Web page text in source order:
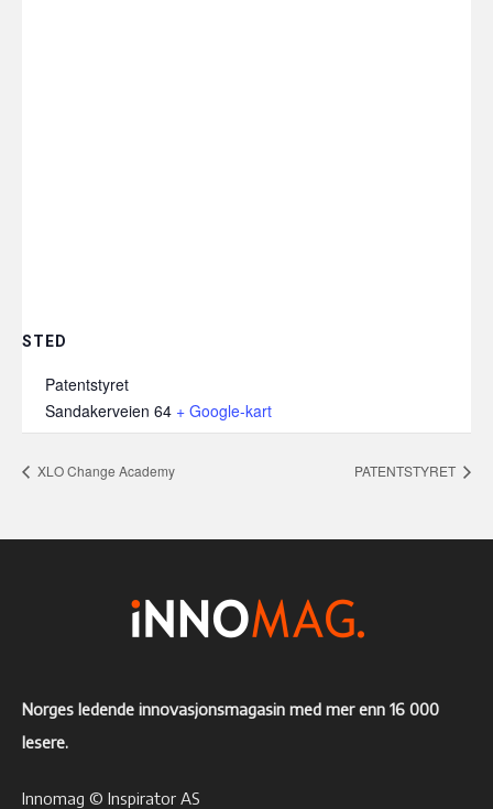
STED
Patentstyret
Sandakerveien 64 + Google-kart
XLO Change Academy PATENTSTYRET
Norges ledende innovasjonsmagasin med mer enn 16 000
lesere.
Innomag © Inspirator AS